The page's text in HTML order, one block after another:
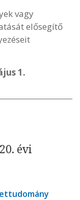
vagy
elősegítő
1.
évi